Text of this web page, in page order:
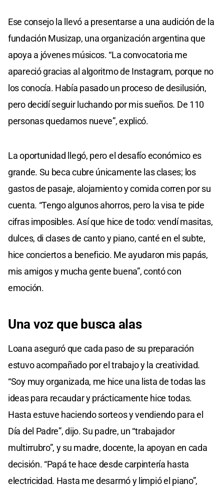
Ese consejo la llevó a presentarse a una audición de la
fundación Musizap, una organización argentina que
apoya a jóvenes músicos. “La convocatoria me
apareció gracias al algoritmo de Instagram, porque no
los conocía. Había pasado un proceso de desilusión,
pero decidí seguir luchando por mis sueños. De 110
personas quedamos nueve”, explicó.
La oportunidad llegó, pero el desafío económico es
grande. Su beca cubre únicamente las clases; los
gastos de pasaje, alojamiento y comida corren por su
cuenta. “Tengo algunos ahorros, pero la visa te pide
cifras imposibles. Así que hice de todo: vendí masitas,
dulces, di clases de canto y piano, canté en el subte,
hice conciertos a beneficio. Me ayudaron mis papás,
mis amigos y mucha gente buena”, contó con
emoción.
Una voz que busca alas
Loana aseguró que cada paso de su preparación
estuvo acompañado por el trabajo y la creatividad.
“Soy muy organizada, me hice una lista de todas las
ideas para recaudar y prácticamente hice todas.
Hasta estuve haciendo sorteos y vendiendo para el
Día del Padre”, dijo. Su padre, un “trabajador
multirrubro”, y su madre, docente, la apoyan en cada
decisión. “Papá te hace desde carpintería hasta
electricidad. Hasta me desarmó y limpió el piano”,